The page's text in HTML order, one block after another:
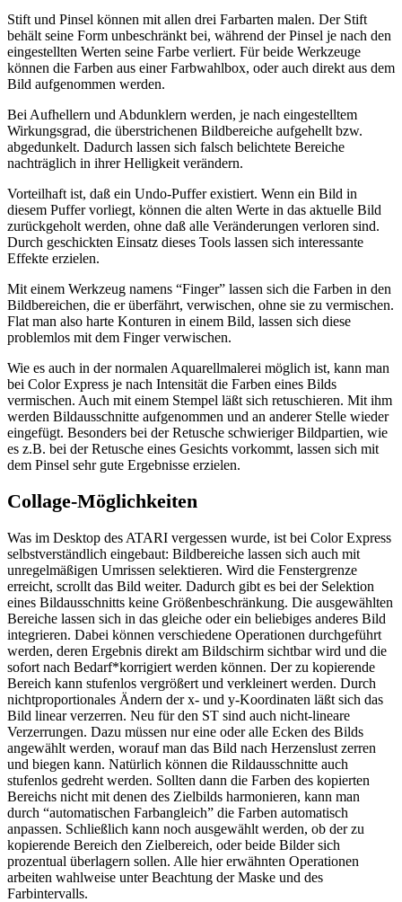
Stift und Pinsel können mit allen drei Farbarten malen. Der Stift
behält seine Form unbeschränkt bei, während der Pinsel je nach den
eingestellten Werten seine Farbe verliert. Für beide Werkzeuge
können die Farben aus einer Farbwahlbox, oder auch direkt aus dem
Bild aufgenommen werden.
Bei Aufhellern und Abdunklern werden, je nach eingestelltem
Wirkungsgrad, die überstrichenen Bildbereiche aufgehellt bzw.
abgedunkelt. Dadurch lassen sich falsch belichtete Bereiche
nachträglich in ihrer Helligkeit verändern.
Vorteilhaft ist, daß ein Undo-Puffer existiert. Wenn ein Bild in
diesem Puffer vorliegt, können die alten Werte in das aktuelle Bild
zurückgeholt werden, ohne daß alle Veränderungen verloren sind.
Durch geschickten Einsatz dieses Tools lassen sich interessante
Effekte erzielen.
Mit einem Werkzeug namens “Finger” lassen sich die Farben in den
Bildbereichen, die er überfährt, verwischen, ohne sie zu vermischen.
Flat man also harte Konturen in einem Bild, lassen sich diese
problemlos mit dem Finger verwischen.
Wie es auch in der normalen Aquarellmalerei möglich ist, kann man
bei Color Express je nach Intensität die Farben eines Bilds
vermischen. Auch mit einem Stempel läßt sich retuschieren. Mit ihm
werden Bildausschnitte aufgenommen und an anderer Stelle wieder
eingefügt. Besonders bei der Retusche schwieriger Bildpartien, wie
es z.B. bei der Retusche eines Gesichts vorkommt, lassen sich mit
dem Pinsel sehr gute Ergebnisse erzielen.
Collage-Möglichkeiten
Was im Desktop des ATARI vergessen wurde, ist bei Color Express
selbstverständlich eingebaut: Bildbereiche lassen sich auch mit
unregelmäßigen Umrissen selektieren. Wird die Fenstergrenze
erreicht, scrollt das Bild weiter. Dadurch gibt es bei der Selektion
eines Bildausschnitts keine Größenbeschränkung. Die ausgewählten
Bereiche lassen sich in das gleiche oder ein beliebiges anderes Bild
integrieren. Dabei können verschiedene Operationen durchgeführt
werden, deren Ergebnis direkt am Bildschirm sichtbar wird und die
sofort nach Bedarf*korrigiert werden können. Der zu kopierende
Bereich kann stufenlos vergrößert und verkleinert werden. Durch
nichtproportionales Ändern der x- und y-Koordinaten läßt sich das
Bild linear verzerren. Neu für den ST sind auch nicht-lineare
Verzerrungen. Dazu müssen nur eine oder alle Ecken des Bilds
angewählt werden, worauf man das Bild nach Herzenslust zerren
und biegen kann. Natürlich können die Rildausschnitte auch
stufenlos gedreht werden. Sollten dann die Farben des kopierten
Bereichs nicht mit denen des Zielbilds harmonieren, kann man
durch “automatischen Farbangleich” die Farben automatisch
anpassen. Schließlich kann noch ausgewählt werden, ob der zu
kopierende Bereich den Zielbereich, oder beide Bilder sich
prozentual überlagern sollen. Alle hier erwähnten Operationen
arbeiten wahlweise unter Beachtung der Maske und des
Farbintervalls.